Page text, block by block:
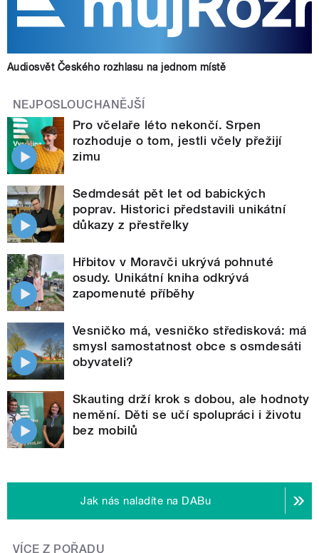
Audiosvět Českého rozhlasu na jednom místě
NEJPOSLOUCHANĚJŠÍ
Pro včelaře léto nekončí. Srpen
rozhoduje o tom, jestli včely přežijí
zimu
Sedmdesát pět let od babických
poprav. Historici představili unikátní
důkazy z přestřelky
Hřbitov v Moravči ukrývá pohnuté
osudy. Unikátní kniha odkrývá
zapomenuté příběhy
Vesničko má, vesničko středisková: má
smysl samostatnost obce s osmdesáti
obyvateli?
Skauting drží krok s dobou, ale hodnoty
nemění. Děti se učí spolupráci i životu
bez mobilů
Jak nás naladíte na DABu
VÍCE Z POŘADU